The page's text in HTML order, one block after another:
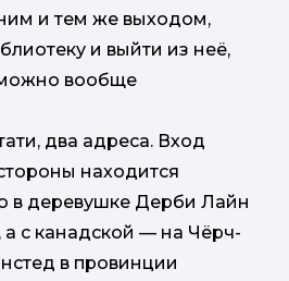
и тем же выходом,
и выйти из неё,
вообще
два адреса. Вход
находится
в деревушке Дерби Лайн
а с канадской — на Чёрч-
в провинции